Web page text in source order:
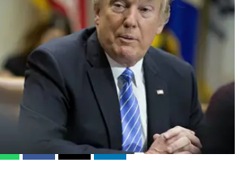
de 2017, 12:48
WhatsappFacebook
X Linkedin